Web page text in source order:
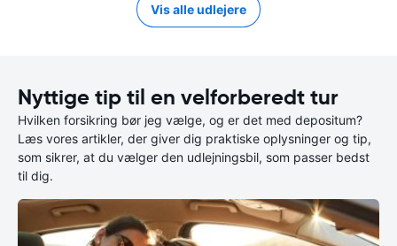
Vis alle udlejere
Nyttige tip til en velforberedt tur
Hvilken forsikring bør jeg vælge, og er det med depositum?
Læs vores artikler, der giver dig praktiske oplysninger og tip,
som sikrer, at du vælger den udlejningsbil, som passer bedst
til dig.